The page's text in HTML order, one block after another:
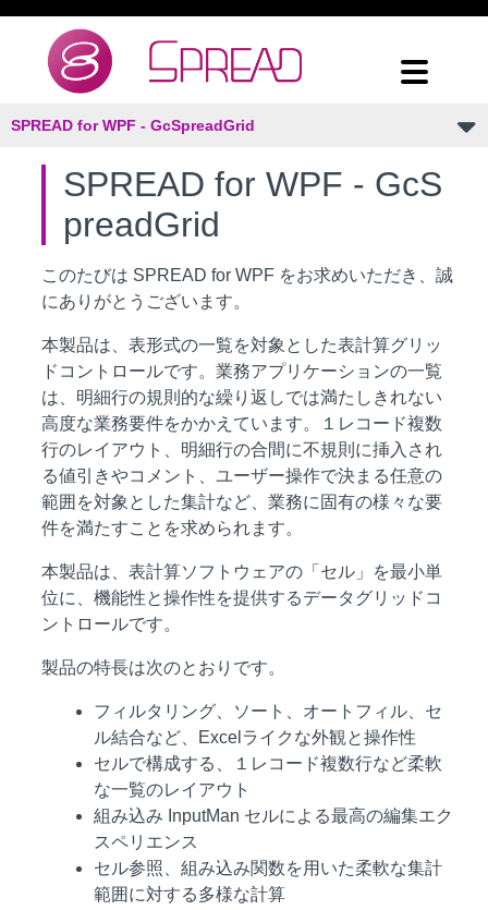
SPREAD for WPF - GcSpreadGrid
SPREAD for WPF - GcS
preadGrid
このたびは SPREAD for WPF をお求めいただき、誠
にありがとうございます。
本製品は、表形式の一覧を対象とした表計算グリッ
ドコントロールです。業務アプリケーションの一覧
は、明細行の規則的な繰り返しでは満たしきれない
高度な業務要件をかかえています。１レコード複数
行のレイアウト、明細行の合間に不規則に挿入され
る値引きやコメント、ユーザー操作で決まる任意の
範囲を対象とした集計など、業務に固有の様々な要
件を満たすことを求められます。
本製品は、表計算ソフトウェアの「セル」を最小単
位に、機能性と操作性を提供するデータグリッドコ
ントロールです。
製品の特長は次のとおりです。
フィルタリング、ソート、オートフィル、セ
ル結合など、Excelライクな外観と操作性
セルで構成する、１レコード複数行など柔軟
な一覧のレイアウト
組み込み InputMan セルによる最高の編集エク
スペリエンス
セル参照、組み込み関数を用いた柔軟な集計
範囲に対する多様な計算